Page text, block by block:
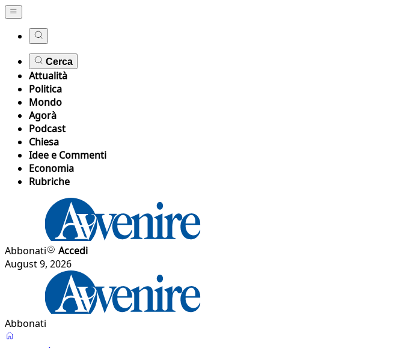
Cerca
Attualità
Politica
Mondo
Agorà
Podcast
Chiesa
Idee e Commenti
Economia
Rubriche
Abbonati
Accedi
August 9, 2026
Abbonati